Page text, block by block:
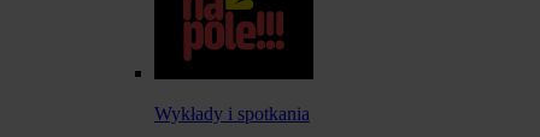
Wykłady i spotkania